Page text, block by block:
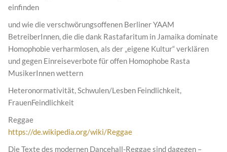
einfinden
und wie die verschwörungsoffenen Berliner YAAM
BetreiberInnen, die die dank Rastafaritum in Jamaika dominate
Homophobie verharmlosen, als der „eigene Kultur“ verklären
und gegen Einreiseverbote für offen Homophobe Rasta
MusikerInnen wettern
Heteronormativität, Schwulen/Lesben Feindlichkeit,
FrauenFeindlichkeit
Reggae
https://de.wikipedia.org/wiki/Reggae
Die Texte des modernen Dancehall-Reggae sind dagegen –